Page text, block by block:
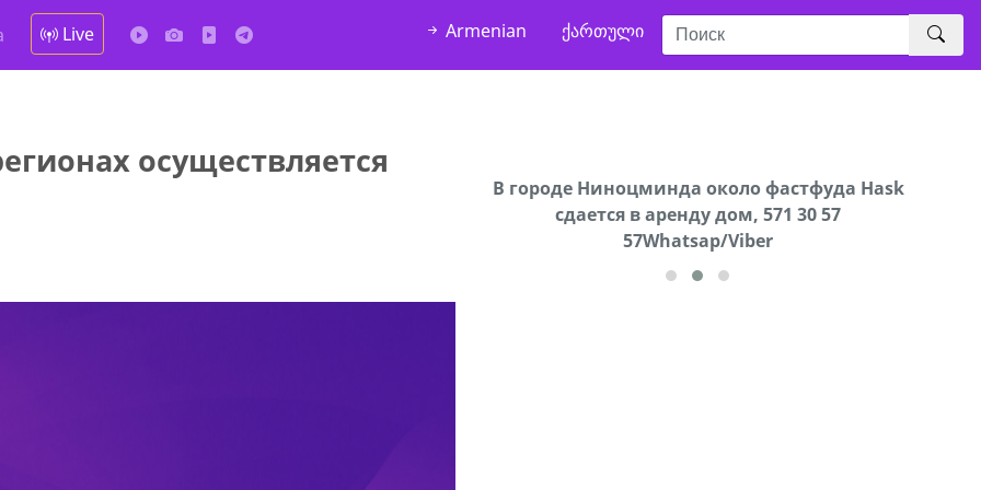
Live Armenian ქართული
осуществляется
в
В городе Ниноцминда около фастфуда Hask
cдается в аренду дом, 571 30 57
57Whatsap/Viber
Продается машина марки Prado,571 30 57
57Whatsap/Viber